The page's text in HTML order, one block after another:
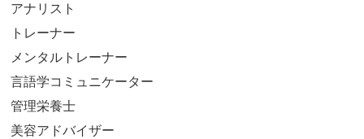
アナリスト
トレーナー
メンタルトレーナー
言語学コミュニケーター
管理栄養士
美容アドバイザー